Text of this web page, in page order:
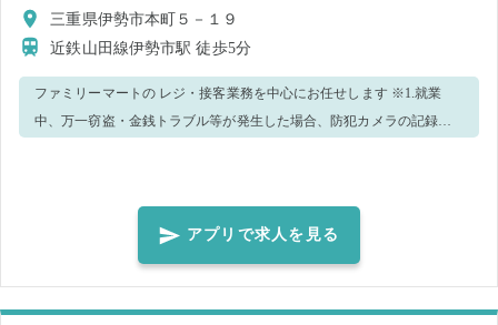
三重県伊勢市本町５－１９
近鉄山田線伊勢市駅徒歩5分
ファミリーマートの レジ・接客業務を中心にお任せします ※1.就業
中、万一窃盗・金銭トラブル等が発生した場合、防犯カメラの記録を
して、手洗い・消毒実施、正しくマスク着用の上、レジ・接客業務等
をお願いします。 ※4.複数応募の場合、1日でもキャンセルされた場
合、その後の仕事もキャンセルされる場合があるので、ご了承くださ
い。 ＜正しいマスク着用＞鼻～アゴまで、できるだけ隙間ができない
ように覆うようにマスクを装着してください。 ※5.就業前に必ず体
アプリで求人を見る